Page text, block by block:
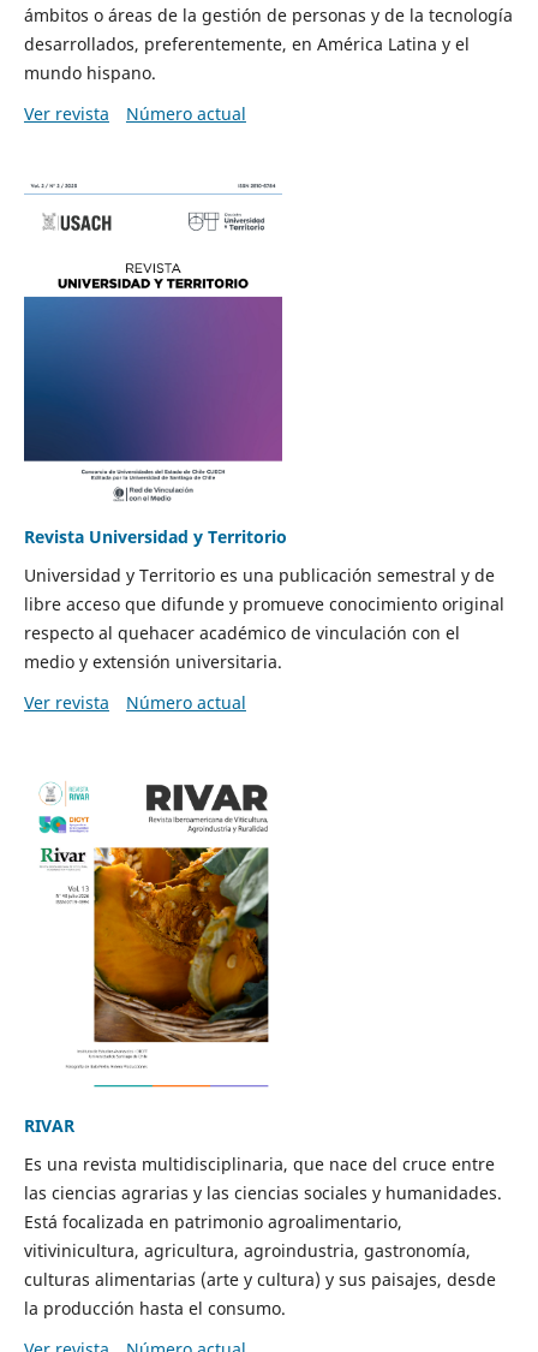
ámbitos o áreas de la gestión de personas y de la tecnología
desarrollados, preferentemente, en América Latina y el
mundo hispano.
Ver revista
Número actual
Revista Universidad y Territorio
Universidad y Territorio es una publicación semestral y de
libre acceso que difunde y promueve conocimiento original
respecto al quehacer académico de vinculación con el
medio y extensión universitaria.
Ver revista
Número actual
RIVAR
Es una revista multidisciplinaria, que nace del cruce entre
las ciencias agrarias y las ciencias sociales y humanidades.
Está focalizada en patrimonio agroalimentario,
vitivinicultura, agricultura, agroindustria, gastronomía,
culturas alimentarias (arte y cultura) y sus paisajes, desde
la producción hasta el consumo.